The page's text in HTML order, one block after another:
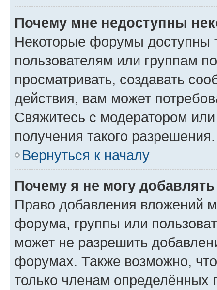
Почему мне недоступны
Некоторые форумы доступны
пользователям или группам
просматривать, создавать
действия, вам может
Свяжитесь с модератором
получения такого разрешения.
Вернуться к началу
Почему я не могу
Право добавления вложений
форума, группы или
может не разрешить
форумах. Также возможно,
только членам определённых